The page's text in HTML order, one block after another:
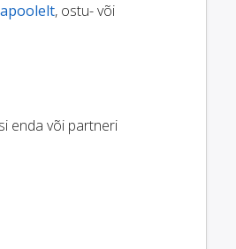
, ostu- või
enda või partneri